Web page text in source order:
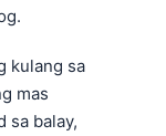
kulang sa
mas
sa balay,